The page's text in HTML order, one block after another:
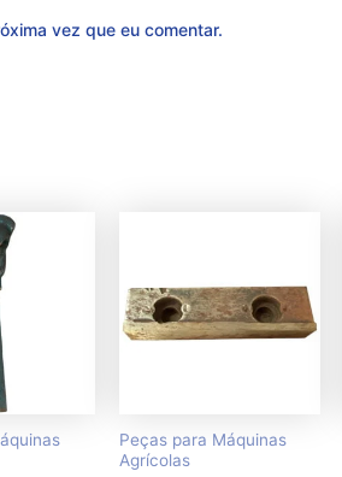
vez que eu comentar.
Peças para Máquinas
Agrícolas